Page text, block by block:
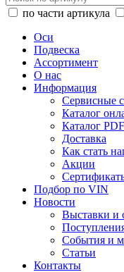
по части артикула
Оси
Подвеска
Ассортимент
О нас
Информация
Сервисные
Каталог
Каталог PDF
Доставка
Как стать
Акции
Подбор по VIN
Новости
Выставки и
События и
Статьи
Контакты